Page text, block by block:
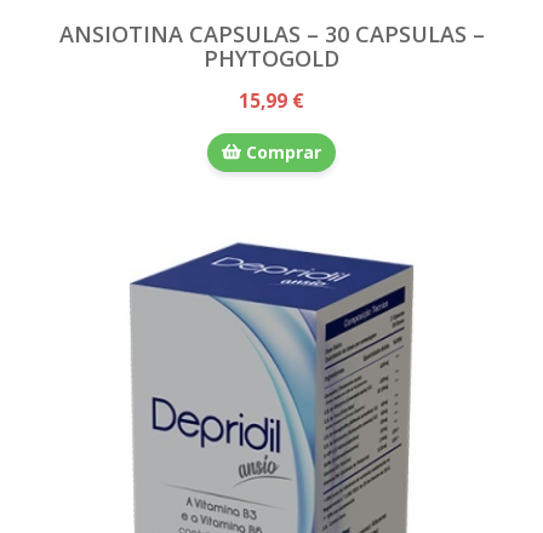
ANSIOTINA CAPSULAS – 30 CAPSULAS –
PHYTOGOLD
15,99 €
Comprar